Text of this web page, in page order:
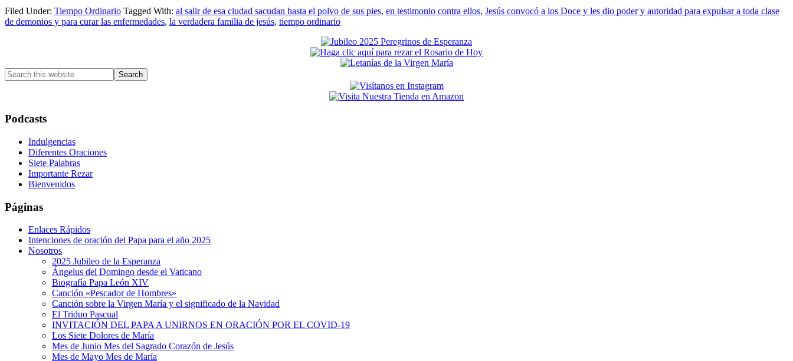
Filed Under: Tiempo Ordinario Tagged With: al salir de esa ciudad sacudan hasta el polvo de sus pies, en testimonio contra ellos, Jesús convocó a los Doce y les dio poder y autoridad para expulsar a toda clase
de demonios y para curar las enfermedades, la verdadera familia de jesús, tiempo ordinario
Search
this
Podcasts
Indulgencias
Diferentes Oraciones
Siete Palabras
Importante Rezar
Bienvenidos
Páginas
Enlaces Rápidos
Intenciones de oración del Papa para el año 2025
Nosotros
2025 Jubileo de la Esperanza
Ángelus del Domingo desde el Vaticano
Biografía Papa León XIV
Canción «Pescador de Hombres»
Canción sobre la Virgen María y el significado de la Navidad
El Triduo Pascual
INVITACIÓN DEL PAPA A UNIRNOS EN ORACIÓN POR EL COVID-19
Los Siete Dolores de María
Mes de Junio Mes del Sagrado Corazón de Jesús
Mes de Mayo Mes de María